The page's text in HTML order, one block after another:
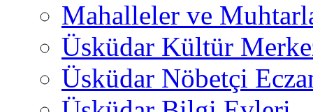
Mahalleler ve
Üsküdar Kültür
Üsküdar Nöbetçi